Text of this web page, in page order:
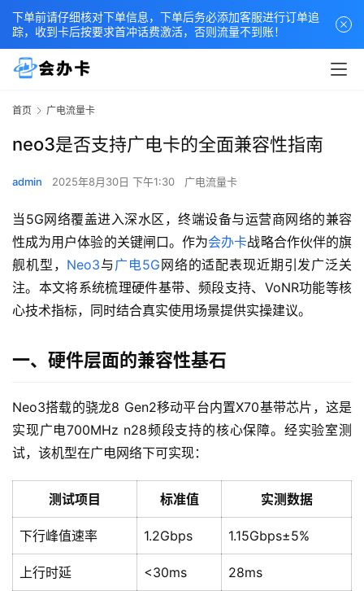
首页 广电流量卡
neo3是否支持广电卡的全面兼容性指南
admin 2025年8月30日 下午1:30 广电流量卡
当5G网络覆盖进入深水区，终端设备与运营商网络的兼容
性成为用户体验的关键闸口。作为会办卡战略合作伙伴的旗
舰机型， Neo3与广电5G 网络的适配表现近期引发广泛关
注。本文将系统梳理硬件基带、频段支持、VoNR功能等核
心技术指标，同时结合真实使用场景提供实操建议。
一、硬件层面的兼容性基石
Neo3搭载的骁龙8 Gen2移动平台内置X70基带芯片，这是
实现广电700MHz n28频段支持的核心保障。经实验室测
试，该机型在广电网络下可实现：
测试项目 标准值 实测数据
下行峰值速率 1.2Gbps 1.15Gbps±5%
上行时延 <30ms 28ms
下单前请仔细核对下单信息，下单后务必添加客服进行订单追
踪，收到卡后按要求首冲话费激活，否则流量不到账！